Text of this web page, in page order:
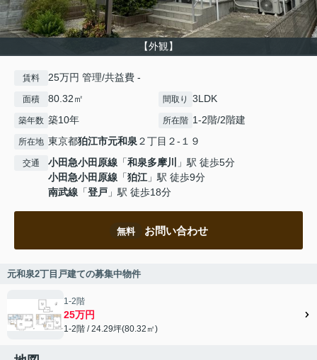
【外観】
賃料 25万円 管理/共益費 -
面積 80.32㎡ 間取り 3LDK
築年数 築10年 所在階 1-2階/2階建
所在地 東京都狛江市元和泉２丁目２-１９
交通 小田急小田原線 「和泉多摩川
」駅 徒歩5分
小田急小田原線 「狛江」駅 徒歩9分
南武線 「登戸 」駅 徒歩18分
無料 お問い合わせ
元和泉2丁目戸建ての募集中物件
1-2階
25万円
1-2階 / 24.29坪(80.32㎡)